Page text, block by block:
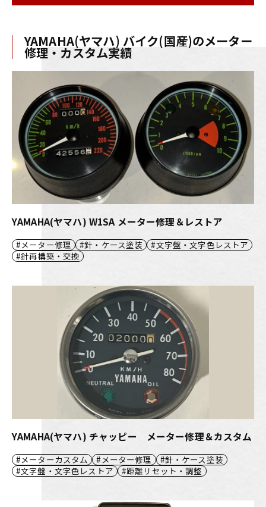
YAMAHA(ヤマハ) バイク(国産)のメーター
修理・カスタム実績
YAMAHA(ヤマハ) W1SA メーター修理＆レストア
メーター修理 針・ケース塗装
文字盤・文字色レストア
針再構築・交換
YAMAHA(ヤマハ) チャッピー メーター修理＆カスタム
メーターカスタム メーター修理
針・ケース塗装
文字盤・文字色レストア
距離リセット・調整